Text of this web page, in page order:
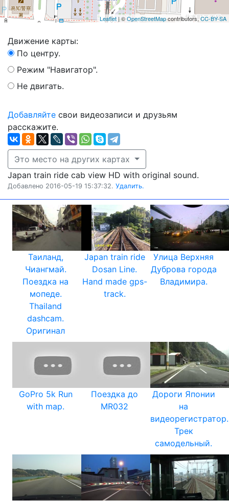
Leaflet | ©OpenStreetMapcontributors,CC-BY-SA
Движение карты:
По центру.
Режим "Навигатор".
Не двигать.
Добавляйте свои видеозаписи и друзьям
расскажите.
Это место на других картах
Japan train ride cab view HD with original sound.
Добавлено 2016-05-19 15:37:32. Удалить.
Таиланд,
Чиангмай.
Поездка на
мопеде.
Thailand
dashcam.
Оригинал
Japan train ride
Dosan Line.
Hand made gps-
track.
Улица Верхняя
Дуброва города
Владимира.
GoPro 5k Run
with map.
Поездка до
MR032
Дороги Японии
на
видеорегистратор.
Трек
самодельный.